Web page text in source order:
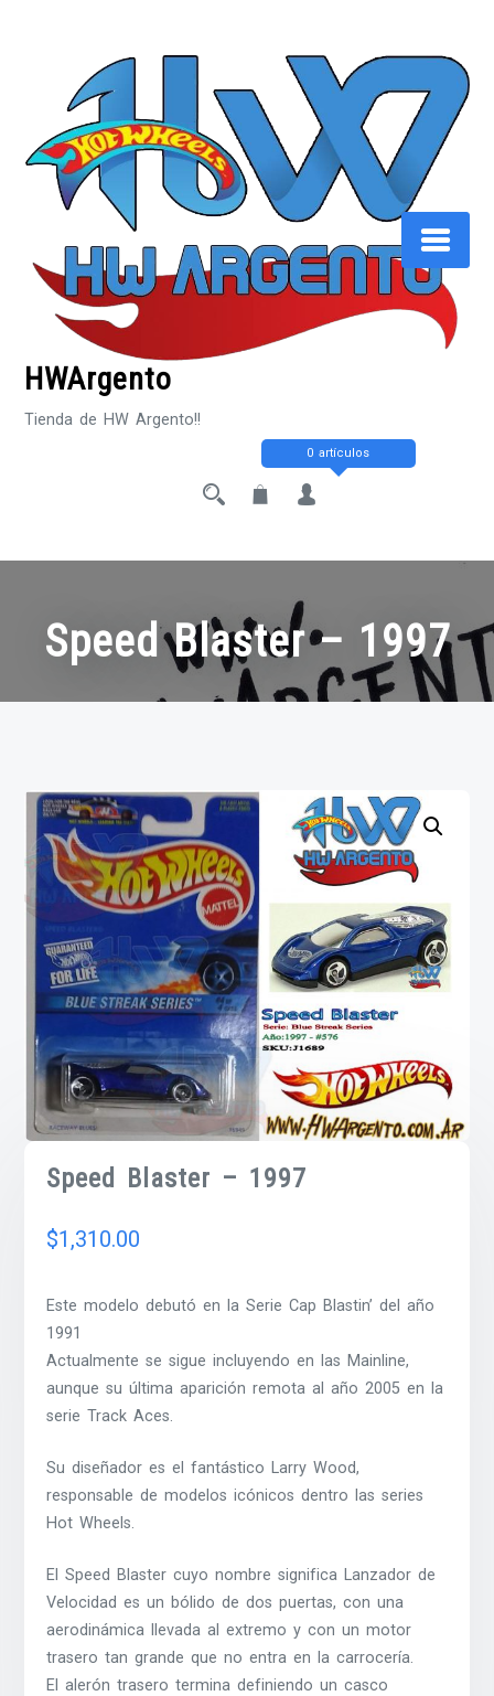
HWArgento
Tienda de HW Argento!!
0 artículos
Speed Blaster – 1997
Speed Blaster – 1997
$1,310.00
Este modelo debutó en la Serie Cap Blastin’ del año
1991
Actualmente se sigue incluyendo en las Mainline,
aunque su última aparición remota al año 2005 en la
serie Track Aces.
Su diseñador es el fantástico Larry Wood,
responsable de modelos icónicos dentro las series
Hot Wheels.
El Speed Blaster cuyo nombre significa Lanzador de
Velocidad es un bólido de dos puertas, con una
aerodinámica llevada al extremo y con un motor
trasero tan grande que no entra en la carrocería.
El alerón trasero termina definiendo un casco